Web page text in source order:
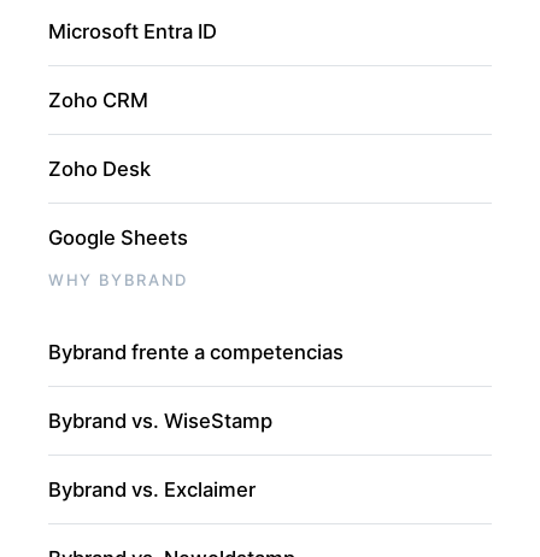
Microsoft Entra ID
Zoho CRM
Zoho Desk
Google Sheets
WHY BYBRAND
Bybrand frente a competencias
Bybrand vs. WiseStamp
Bybrand vs. Exclaimer